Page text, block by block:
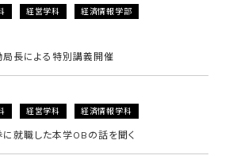
経営学科 経済情報学部
局長による特別講義開催
経営学科 経済情報学科
に就職した本学OBの話を聞く